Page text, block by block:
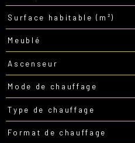
Surface habitable (m²)
Meublé
Ascenseur
Mode de chauffage
Type de chauffage
Format de chauffage